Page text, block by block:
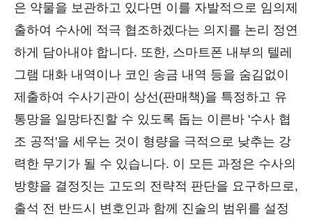
은 약물을 보관하고 있다면 이를 자발적으로 임의제
출하여 수사에 적극 협조하겠다는 의지를 논리 정연
하게 담아내야 합니다. 또한, 스마트폰 내부의 텔레
그램 대화 내역이나 코인 송금 내역 등을 숨김없이
제출하여 수사기관이 상선(판매책)을 특정하고 유
통망을 일망타진할 수 있도록 돕는 이른바 '수사 협
조 공적'을 세우는 것이 형량을 극적으로 낮추는 강
력한 무기가 될 수 있습니다. 이 모든 과정은 수사의
방향을 결정짓는 고도의 전략적 판단을 요구하므로,
출석 전 반드시 변호인과 함께 진술의 범위를 설정